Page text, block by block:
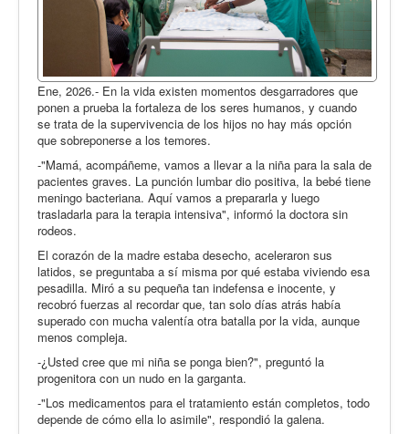
Ene, 2026.- En la vida existen momentos desgarradores que
ponen a prueba la fortaleza de los seres humanos, y cuando
se trata de la supervivencia de los hijos no hay más opción
que sobreponerse a los temores.
-"Mamá, acompáñeme, vamos a llevar a la niña para la sala de
pacientes graves. La punción lumbar dio positiva, la bebé tiene
meningo bacteriana. Aquí vamos a prepararla y luego
trasladarla para la terapia intensiva", informó la doctora sin
rodeos.
El corazón de la madre estaba desecho, aceleraron sus
latidos, se preguntaba a sí misma por qué estaba viviendo esa
pesadilla. Miró a su pequeña tan indefensa e inocente, y
recobró fuerzas al recordar que, tan solo días atrás había
superado con mucha valentía otra batalla por la vida, aunque
menos compleja.
-¿Usted cree que mi niña se ponga bien?", preguntó la
progenitora con un nudo en la garganta.
-"Los medicamentos para el tratamiento están completos, todo
depende de cómo ella lo asimile", respondió la galena.